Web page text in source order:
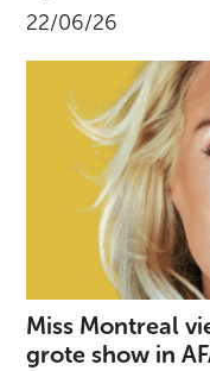
22/06/26
Miss Montreal
grote show in